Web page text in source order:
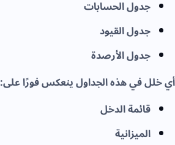
جدول الحسابات
جدول القيود
جدول الأرصدة
أي خلل في هذه الجداول ينعكس فورًا على:
قائمة الدخل
الميزانية